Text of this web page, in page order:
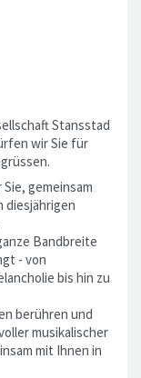
Stansstad
wir Sie für
gemeinsam
diesjährigen
Bandbreite
- von
bis hin zu
berühren und
musikalischer
mit Ihnen in